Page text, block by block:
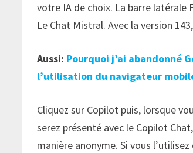
votre IA de choix. La barre
Le Chat Mistral. Avec la version
Aussi: Pourquoi j’ai abandonné
l’utilisation du navigateur
Cliquez sur Copilot puis, lorsque
serez présenté avec le Copilot
manière anonyme. Si vous